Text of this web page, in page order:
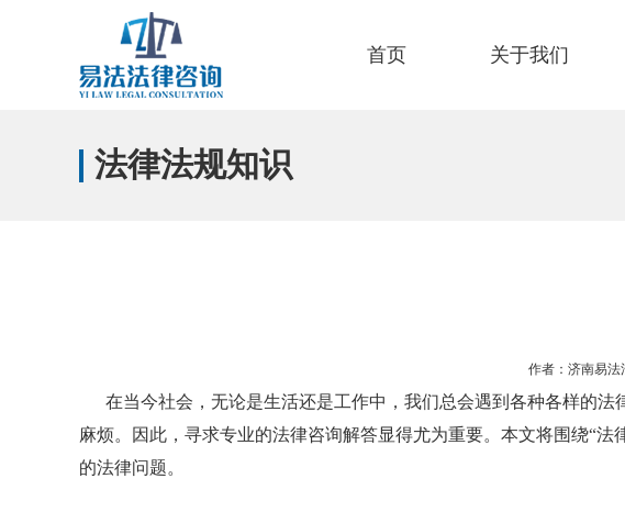
首页 关于我们
法律法规知识
作者：济南易法
在当今社会，无论是生活还是工作中，我们总会遇到各种各样的
麻烦。因此，寻求专业的法律咨询解答显得尤为重要。本文将围绕“
的法律问题。